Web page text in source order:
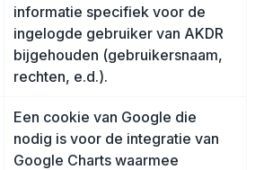
informatie specifiek voor de
ingelogde gebruiker van AKDR
bijgehouden (gebruikersnaam,
rechten, e.d.).
Een cookie van Google die
nodig is voor de integratie van
Google Charts waarmee